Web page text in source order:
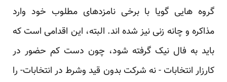
گروه هایی گویا با برخی نامزدهای مطلوب خود وارد
مذاکره و چانه زنی نیز شده اند. البته، این اقدامی ‏است که
باید به فال نیک گرفته شود، چون دست کم حضور در
کارزار انتخابات - نه شرکت بدون قید وشرط ‏در انتخابات- را